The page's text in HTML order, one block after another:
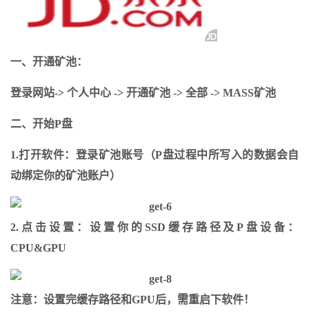
一、开通矿池：
登录网站-> 个人中心 -> 开通矿池 -> 全部 -> MASS矿池
二、开始P盘
1.打开软件：登录矿池账号（P盘过程中所写入的数据会自
动绑定你的矿池账户）
2.点击设置：设置你的SSD缓存路径及P盘设备：
CPU&GPU
注意：设置完缓存路径和GPU后，需重启下软件！